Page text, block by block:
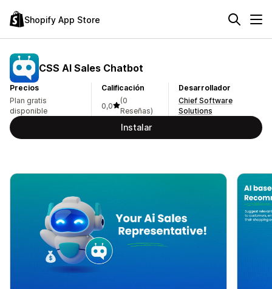
Shopify App Store
CSS AI Sales Chatbot
Precios
Plan gratis
disponible
Calificación
0,0
(0
Reseñas)
Desarrollador
Chief Software
Solutions
Instalar